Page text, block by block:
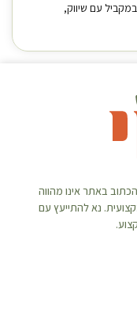
עם שיווק,
באתר אינו מהווה
נא להתייעץ עם